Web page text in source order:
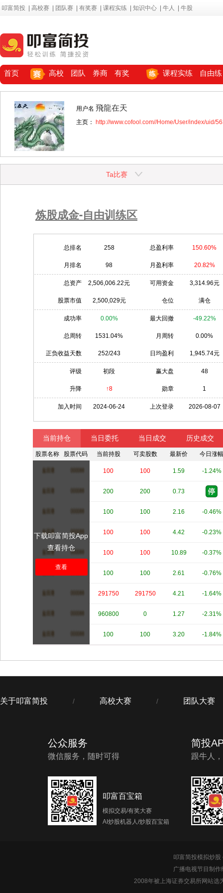
叩富简投 高校赛 团队赛 有奖赛 课程实练 知识中心 牛人 牛股
首页 高校 团队 券商 有奖 课程实练 自由练
用户名 飛龍在天
主页： http://www.cofool.com//Home/User/index/uid/
Ta比赛
炼股成金-自由训练区
总排名 258 总盈利率 150.60%
月排名 98 月盈利率 20.82%
总资产 2,506,006.22元 可用资金 3,314.96元
股票市值 2,500,029元 仓位 满仓
成功率 0.00% 最大回撤 -49.22%
总周转 1531.04% 月周转 0.00%
正负收益天数 252/243 日均盈利 1,945.74元
评级 初段 赢大盘 48
升降 ↑8 勋章 1
加入时间 2024-06-24 上次登录 2026-08-07
当前持仓 当日委托 当日成交 历史成交
股票名称 股票代码 当前持股 可卖股数 最新价 今日涨
**** 100 100 1.59 -1.24%
**** 200 200 0.73
**** 100 100 2.16 -0.46%
**** **** 100 100 4.42 -0.23%
**** **** 100 100 10.89 -0.37%
100 100 2.61 -0.76%
**** 291750 291750 4.21 -1.64%
**** 960800 0 1.27 -2.31%
**** 100 100 3.20 -1.84%
下载叩富简投App
查看持仓
查看
关于叩富简投 / 高校大赛 / 团队大赛
公众服务
微信服务，随时可得
叩富百宝箱
模拟交易/有奖大赛
AI炒股机器人/炒股百宝箱
简投
跟牛人
叩富简投模拟炒
广播电视节目制
2008年被上海证券交易所网站选